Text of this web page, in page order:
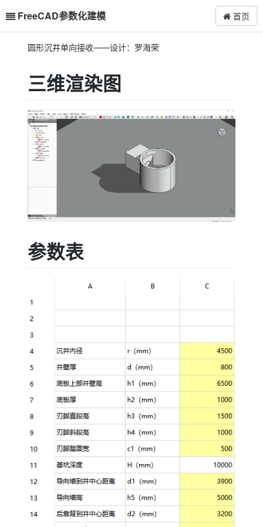
FreeCAD参数化建模 首页
圆形沉井单向接收——设计：罗海荣
三维渲染图
参数表